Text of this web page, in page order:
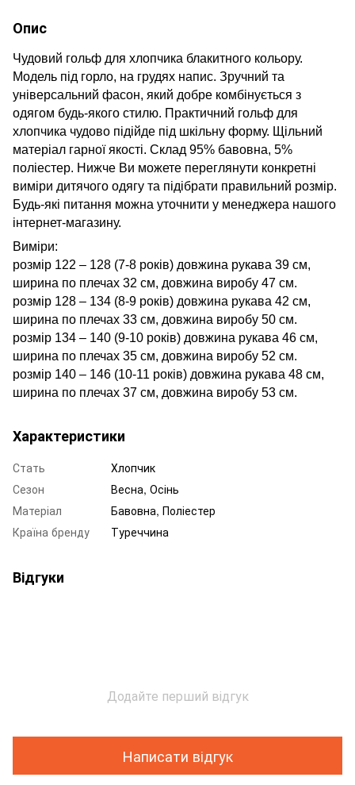
Опис
Чудовий гольф для хлопчика блакитного кольору.
Модель під горло, на грудях напис. Зручний та
універсальний фасон, який добре комбінується з
одягом будь-якого стилю. Практичний гольф для
хлопчика чудово підійде під шкільну форму. Щільний
матеріал гарної якості. Склад 95% бавовна, 5%
поліестер. Нижче Ви можете переглянути конкретні
виміри дитячого одягу та підібрати правильний розмір.
Будь-які питання можна уточнити у менеджера нашого
інтернет-магазину.
Виміри:
розмір 122 – 128 (7-8 років) довжина рукава 39 см,
ширина по плечах 32 см, довжина виробу 47 см.
розмір 128 – 134 (8-9 років) довжина рукава 42 см,
ширина по плечах 33 см, довжина виробу 50 см.
розмір 134 – 140 (9-10 років) довжина рукава 46 см,
ширина по плечах 35 см, довжина виробу 52 см.
розмір 140 – 146 (10-11 років) довжина рукава 48 см,
ширина по плечах 37 см, довжина виробу 53 см.
Характеристики
Стать
Хлопчик
Сезон
Весна, Осінь
Матеріал
Бавовна, Поліестер
Країна бренду
Туреччина
Відгуки
Додайте перший відгук
Написати відгук